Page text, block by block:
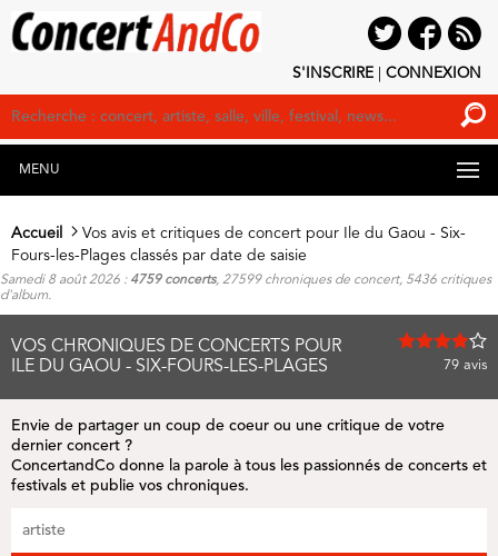
S'INSCRIRE CONNEXION
MENU
Accueil
Vos avis et critiques de concert pour Ile du Gaou - Six-
Fours-les-Plages classés par date de saisie
Samedi 8 août 2026 : 4759 concerts, 27599 chroniques de concert, 5436 critiques
d'album.
VOS CHRONIQUES DE CONCERTS POUR
ILE DU GAOU - SIX-FOURS-LES-PLAGES
79 avis
Envie de partager un coup de coeur ou une critique de votre
dernier concert ?
ConcertandCo donne la parole à tous les passionnés de concerts et
festivals et publie vos chroniques.